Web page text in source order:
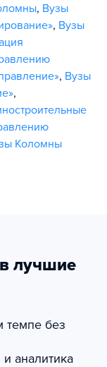
, Вузы
, Вузы
, Вузы
,
Коломны
лучшие
темпе без
аналитика